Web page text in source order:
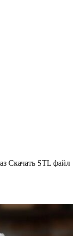
Скачать STL файл